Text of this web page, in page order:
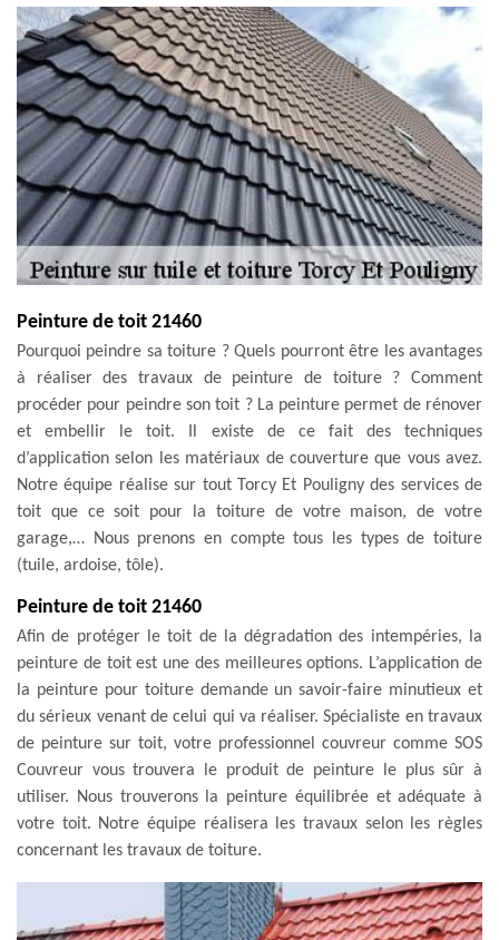
Peinture de toit 21460
Pourquoi peindre sa toiture ? Quels pourront être les avantages
à réaliser des travaux de peinture de toiture ? Comment
procéder pour peindre son toit ? La peinture permet de rénover
et embellir le toit. Il existe de ce fait des techniques
d’application selon les matériaux de couverture que vous avez.
Notre équipe réalise sur tout Torcy Et Pouligny des services de
toit que ce soit pour la toiture de votre maison, de votre
garage,… Nous prenons en compte tous les types de toiture
(tuile, ardoise, tôle).
Peinture de toit 21460
Afin de protéger le toit de la dégradation des intempéries, la
peinture de toit est une des meilleures options. L’application de
la peinture pour toiture demande un savoir-faire minutieux et
du sérieux venant de celui qui va réaliser. Spécialiste en travaux
de peinture sur toit, votre professionnel couvreur comme SOS
Couvreur vous trouvera le produit de peinture le plus sûr à
utiliser. Nous trouverons la peinture équilibrée et adéquate à
votre toit. Notre équipe réalisera les travaux selon les règles
concernant les travaux de toiture.